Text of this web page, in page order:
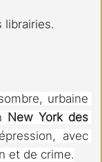
librairies.
urbaine
New York des
avec
et de crime.